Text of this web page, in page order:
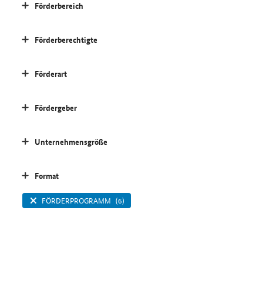
Förderbereich
Förderberechtigte
Förderart
Fördergeber
Unternehmensgröße
Format
FÖRDERPROGRAMM (6)